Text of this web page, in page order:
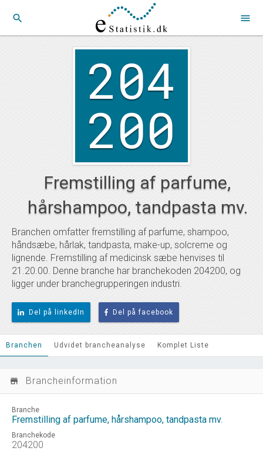
search menu
204
200
Fremstilling af parfume,
hårshampoo, tandpasta mv.
Branchen omfatter fremstilling af parfume, shampoo,
håndsæbe, hårlak, tandpasta, make-up, solcreme og
lignende. Fremstilling af medicinsk sæbe henvises til
21.20.00. Denne branche har branchekoden 204200, og
ligger under branchegrupperingen industri.
Del på linkedIn Del på facebook
Branchen Udvidet brancheanalyse Komplet Liste
store_mall_directory Brancheinformation
Branche
Fremstilling af parfume, hårshampoo, tandpasta mv.
Branchekode
204200